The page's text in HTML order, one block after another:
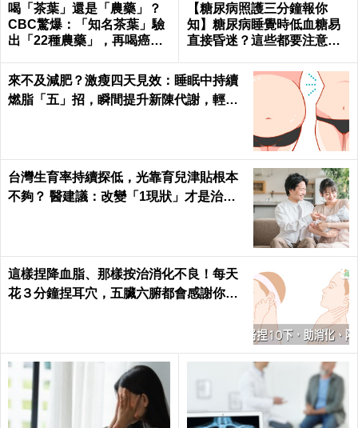
喝「茶葉」還是「農藥」？
CBC驚爆：「知名茶葉」驗
出「22種農藥」，再喝癌
日健康 Health
【糖尿病照護三分鐘報你
知】糖尿病睡覺時低血糖易
直接昏迷？這些都要注意！
來不及減肥？激瘦四天見效：睡眠中持續
燃脂「五」招，瞬間提升新陳代謝，輕鬆
台灣生育率持續探低，光靠育兒津貼根本
不夠？ 醫建議：改變「1現狀」才是治本
這樣捏降血脂、那樣按治消化不良！每天
花３分鐘捏耳穴，五臟六腑都會感謝你｜